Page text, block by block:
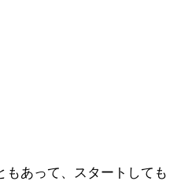
あって、スタートしても